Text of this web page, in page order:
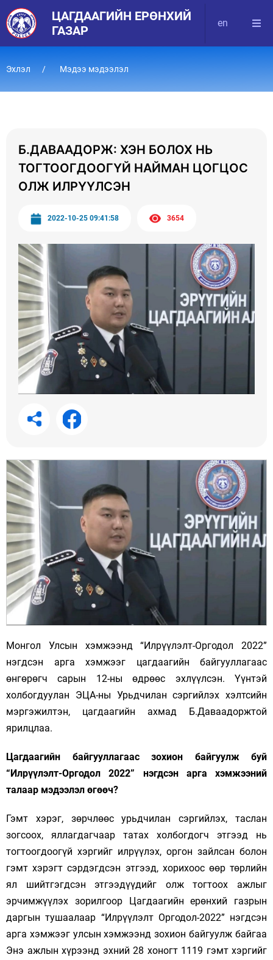
ЦАГДААГИЙН ЕРӨНХИЙ
ГАЗАР
en
Эхлэл Мэдээ мэдээлэл
Б.ДАВААДОРЖ: ХЭН БОЛОХ НЬ
ТОГТООГДООГҮЙ НАЙМАН ЦОГЦОС
ОЛЖ ИЛРҮҮЛСЭН
2022-10-25 09:41:58 3654
Монгол Улсын хэмжээнд “Илрүүлэлт-Оргодол 2022”
нэгдсэн арга хэмжээг цагдаагийн байгууллагаас
өнгөрөгч сарын 12-ны өдрөөс эхлүүлсэн. Үүнтэй
холбогдуулан ЭЦА-ны Урьдчилан сэргийлэх хэлтсийн
мэргэжилтэн, цагдаагийн ахмад Б.Даваадоржтой
ярилцлаа.
Цагдаагийн байгууллагаас зохион байгуулж буй
“Илрүүлэлт-Оргодол 2022” нэгдсэн арга хэмжээний
талаар мэдээлэл өгөөч?
Гэмт хэрэг, зөрчлөөс урьдчилан сэргийлэх, таслан
зогсоох, яллагдагчаар татах холбогдогч этгээд нь
тогтоогдоогүй хэргийг илрүүлэх, оргон зайлсан болон
гэмт хэрэгт сэрдэгдсэн этгээд, хорихоос өөр төрлийн
ял шийтгэгдсэн этгээдүүдийг олж тогтоох ажлыг
эрчимжүүлэх зорилгоор Цагдаагийн ерөнхий газрын
даргын тушаалаар “Илрүүлэлт Оргодол-2022” нэгдсэн
арга хэмжээг улсын хэмжээнд зохион байгуулж байгаа
Энэ ажлын хүрээнд эхний 28 хоногт 1119 гэмт хэргийг